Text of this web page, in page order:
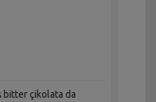
bitter çikolata da